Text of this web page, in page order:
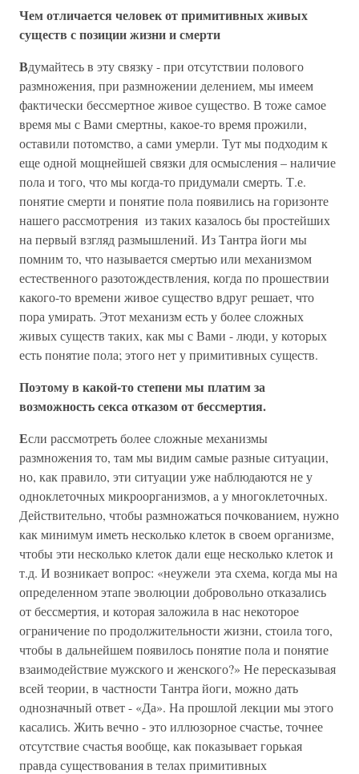
Чем отличается человек от примитивных живых
существ с позиции жизни и смерти
Вдумайтесь в эту связку - при отсутствии полового
размножения, при размножении делением, мы имеем
фактически бессмертное живое существо. В тоже самое
время мы с Вами смертны, какое-то время прожили,
оставили потомство, а сами умерли. Тут мы подходим к
еще одной мощнейшей связки для осмысления – наличие
пола и того, что мы когда-то придумали смерть. Т.е.
понятие смерти и понятие пола появились на горизонте
нашего рассмотрения из таких казалось бы простейших
на первый взгляд размышлений. Из Тантра йоги мы
помним то, что называется смертью или механизмом
естественного разотождествления, когда по прошествии
какого-то времени живое существо вдруг решает, что
пора умирать. Этот механизм есть у более сложных
живых существ таких, как мы с Вами - люди, у которых
есть понятие пола; этого нет у примитивных существ.
Поэтому в какой-то степени мы платим за
возможность секса отказом от бессмертия.
Если рассмотреть более сложные механизмы
размножения то, там мы видим самые разные ситуации,
но, как правило, эти ситуации уже наблюдаются не у
одноклеточных микроорганизмов, а у многоклеточных.
Действительно, чтобы размножаться почкованием, нужно
как минимум иметь несколько клеток в своем организме,
чтобы эти несколько клеток дали еще несколько клеток и
т.д. И возникает вопрос: «неужели эта схема, когда мы на
определенном этапе эволюции добровольно отказались
от бессмертия, и которая заложила в нас некоторое
ограничение по продолжительности жизни, стоила того,
чтобы в дальнейшем появилось понятие пола и понятие
взаимодействие мужского и женского?» Не пересказывая
всей теории, в частности Тантра йоги, можно дать
однозначный ответ - «Да». На прошлой лекции мы этого
касались. Жить вечно - это иллюзорное счастье, точнее
отсутствие счастья вообще, как показывает горькая
правда существования в телах примитивных